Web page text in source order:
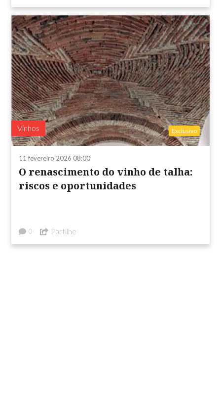
Vinhos Exclusivo
11 fevereiro 2026 08:00
O renascimento do vinho de talha:
riscos e oportunidades
0 Partilhe